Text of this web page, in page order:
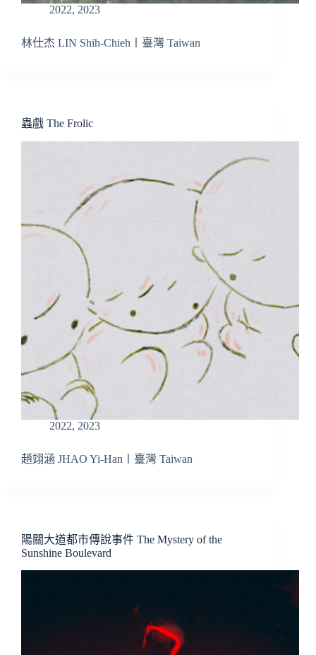
2022, 2023
林仕杰 LIN Shih-Chieh〡臺灣 Taiwan
蟲戲 The Frolic
2022, 2023
趙翊涵 JHAO Yi-Han〡臺灣 Taiwan
陽關大道都市傳說事件 The Mystery of the
Sunshine Boulevard